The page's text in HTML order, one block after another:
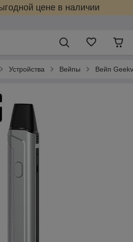
цене в наличии
Устройства Вейпы Вейп